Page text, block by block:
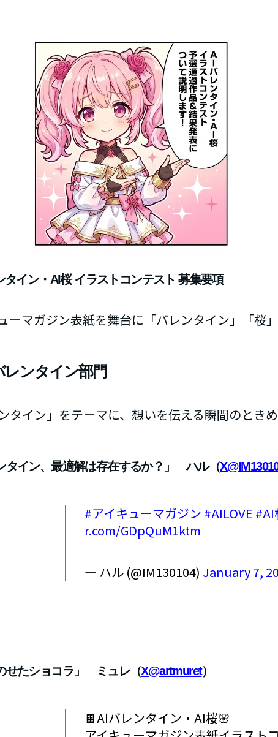
タイン・AI桜 イラストコンテスト 募集要項
ーマガジン表紙を舞台に「バレンタイン」「桜
レンタイン部門
ンタイン」をテーマに、想いを伝える瞬間のとき
タイン、最適解は存在するか？」 ハル（
#アイキューマガジン #AILOVE #AI
r.com/GDpQuM1ktm
— ハル (@IM130104) January 7,
せたショコラ」 ミュレ（X@artmuret）
🍫AIバレンタイン・AI桜🌸